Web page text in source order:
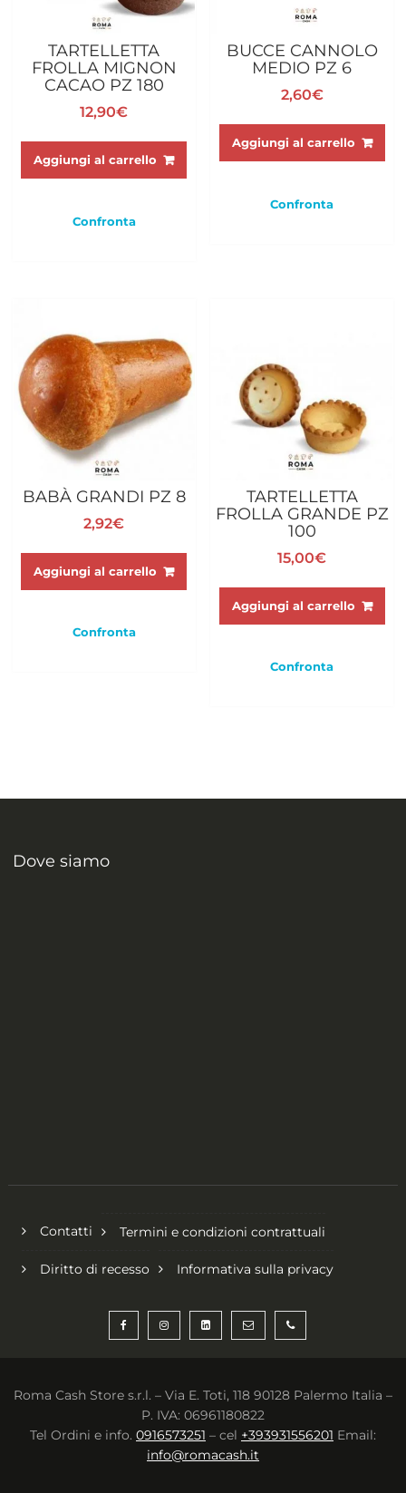
TARTELLETTA
FROLLA MIGNON
CACAO PZ 180
12,90€
Aggiungi al carrello
Confronta
BUCCE CANNOLO
MEDIO PZ 6
2,60€
Aggiungi al carrello
Confronta
BABÀ GRANDI PZ 8
2,92€
Aggiungi al carrello
Confronta
TARTELLETTA
FROLLA GRANDE PZ
100
15,00€
Aggiungi al carrello
Confronta
Dove siamo
Contatti Termini e condizioni contrattuali
Diritto di recesso Informativa sulla privacy
Roma Cash Store s.r.l. – Via E. Toti, 118 90128 Palermo Italia –
P. IVA: 06961180822
Tel Ordini e info. 0916573251 – cel +393931556201 Email:
info@romacash.it